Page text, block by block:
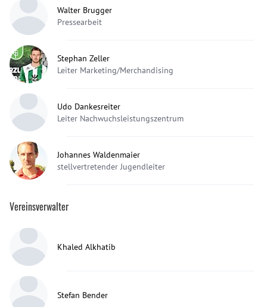
Walter Brugger
Pressearbeit
Stephan Zeller
Leiter Marketing/Merchandising
Udo Dankesreiter
Leiter Nachwuchsleistungszentrum
Johannes Waldenmaier
stellvertretender Jugendleiter
Vereinsverwalter
Khaled Alkhatib
Stefan Bender